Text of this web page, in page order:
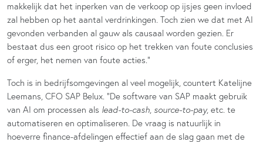
makkelijk dat het inperken van de verkoop op ijsjes geen invloed
zal hebben op het aantal verdrinkingen. Toch zien we dat met AI
gevonden verbanden al gauw als causaal worden gezien. Er
bestaat dus een groot risico op het trekken van foute conclusies
of erger, het nemen van foute acties.”
Toch is in bedrijfsomgevingen al veel mogelijk, countert Katelijne
Leemans, CFO SAP Belux. “De software van SAP maakt gebruik
van AI om processen als lead-to-cash, source-to-pay, etc. te
automatiseren en optimaliseren. De vraag is natuurlijk in
hoeverre finance-afdelingen effectief aan de slag gaan met de